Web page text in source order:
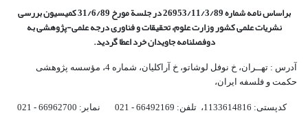
براساس نامه شماره 26953/11/3/89 در جلسة مورخ 31/6/89 کمیسیون
بررسی
نشریات علمی کشور وزارت علوم، تحقیقات و فناوری درجه علمی‌-پژوهشیبه
دوفصلنامه جاویدان خرد اعطا گردید.
آدرس : تهــران، خ نوفل لوشاتو، خ آراکلیان، شماره 4،‌ مؤسسه پژوهشی
حکمت و فلسفه ایران،‌
کدپستی: 1133614816، تلفن: 66492169 - 021 نمابر: 66962700 - 021